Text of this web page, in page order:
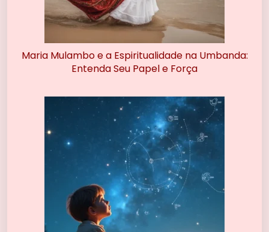
Maria Mulambo e a Espiritualidade na Umbanda:
Entenda Seu Papel e Força